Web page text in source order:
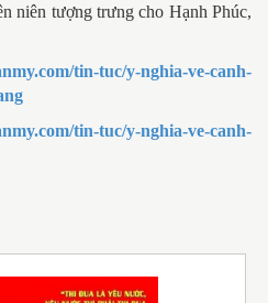
niên tượng trưng cho Hạnh Phúc,
tin-tuc/y-nghia-ve-canh-
tin-tuc/y-nghia-ve-canh-